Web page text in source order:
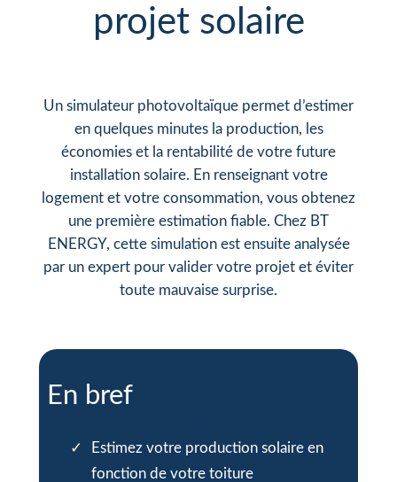
projet solaire
Un simulateur photovoltaïque permet d’estimer
en quelques minutes la production, les
économies et la rentabilité de votre future
installation solaire. En renseignant votre
logement et votre consommation, vous obtenez
une première estimation fiable. Chez BT
ENERGY, cette simulation est ensuite analysée
par un expert pour valider votre projet et éviter
toute mauvaise surprise.
En bref
Estimez votre production solaire en
fonction de votre toiture